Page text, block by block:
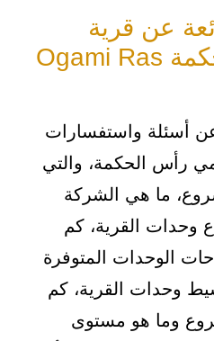
عن قرية
أوجامي رأس الحكمة Ogami Ras
أسئلة واستفسارات
رأس الحكمة، والتي
ما هي الشركة
وحدات القرية، كم
الوحدات المتوفرة
وحدات القرية، كم
وما هو مستوى